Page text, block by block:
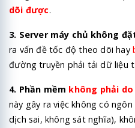
dõi được.
3. Server máy chủ không
ra vấn đề tốc độ theo dõi hay
đường truyền phải tải dữ liệu
4. Phần mềm không phải
này gây ra việc không có
dịch sai, không sát nghĩa),